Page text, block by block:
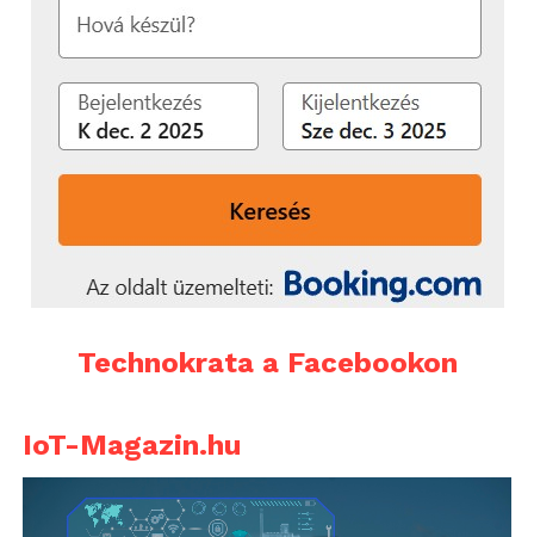
Technokrata a Facebookon
IoT-Magazin.hu